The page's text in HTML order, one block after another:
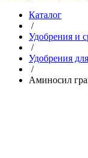
Каталог
/
Удобрения и
/
Удобрения
/
Аминосил